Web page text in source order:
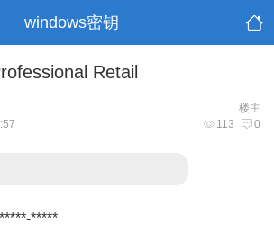
windows密钥
Retail
楼主
113 0
*****